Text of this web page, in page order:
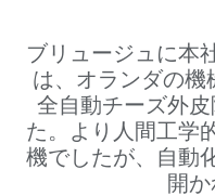
ブリュージュに本
は、オランダの
全自動チーズ外
た。より人間工学
機でしたが、自動
開か